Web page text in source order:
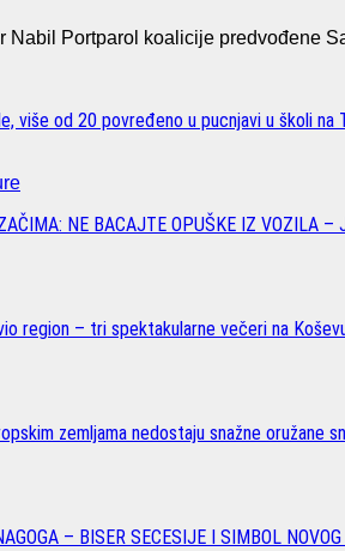
Nabil Portparol koalicije predvođene
više od 20 povređeno u pucnjavi u školi na
NE BACAJTE OPUŠKE IZ VOZILA
region – tri spektakularne večeri na
zemljama nedostaju snažne oružane
– BISER SECESIJE I SIMBOL